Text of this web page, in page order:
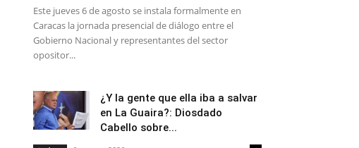
Este jueves 6 de agosto se instala formalmente en
Caracas la jornada presencial de diálogo entre el
Gobierno Nacional y representantes del sector
opositor...
¿Y la gente que ella iba a salvar
en La Guaira?: Diosdado
Cabello sobre...